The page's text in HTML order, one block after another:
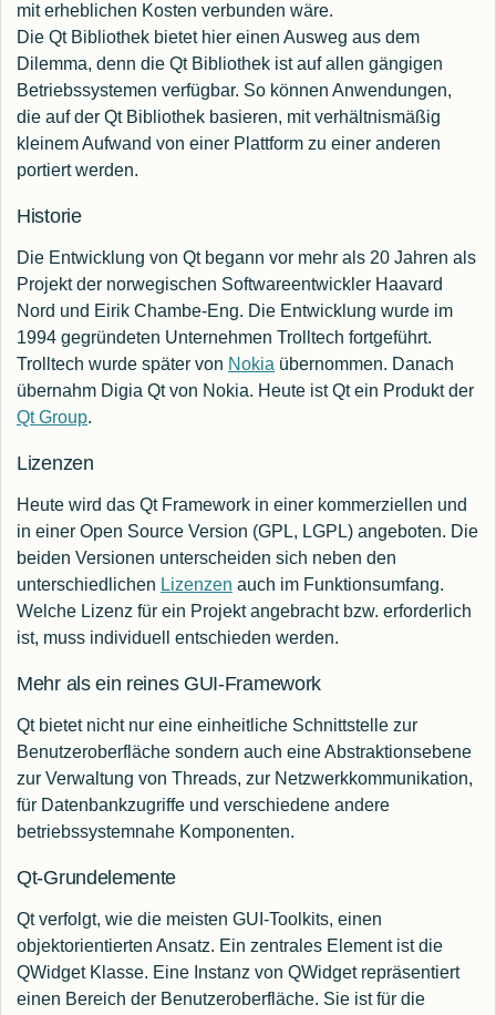
mit erheblichen Kosten verbunden wäre.
Die Qt Bibliothek bietet hier einen Ausweg aus dem
Dilemma, denn die Qt Bibliothek ist auf allen gängigen
Betriebssystemen verfügbar. So können Anwendungen,
die auf der Qt Bibliothek basieren, mit verhältnismäßig
kleinem Aufwand von einer Plattform zu einer anderen
portiert werden.
Historie
Die Entwicklung von Qt begann vor mehr als 20 Jahren als
Projekt der norwegischen Softwareentwickler Haavard
Nord und Eirik Chambe-Eng. Die Entwicklung wurde im
1994 gegründeten Unternehmen Trolltech fortgeführt.
Trolltech wurde später von Nokia übernommen. Danach
übernahm Digia Qt von Nokia. Heute ist Qt ein Produkt der
Qt Group.
Lizenzen
Heute wird das Qt Framework in einer kommerziellen und
in einer Open Source Version (GPL, LGPL) angeboten. Die
beiden Versionen unterscheiden sich neben den
unterschiedlichen Lizenzen auch im Funktionsumfang.
Welche Lizenz für ein Projekt angebracht bzw. erforderlich
ist, muss individuell entschieden werden.
Mehr als ein reines GUI-Framework
Qt bietet nicht nur eine einheitliche Schnittstelle zur
Benutzeroberfläche sondern auch eine Abstraktionsebene
zur Verwaltung von Threads, zur Netzwerkkommunikation,
für Datenbankzugriffe und verschiedene andere
betriebssystemnahe Komponenten.
Qt-Grundelemente
Qt verfolgt, wie die meisten GUI-Toolkits, einen
objektorientierten Ansatz. Ein zentrales Element ist die
QWidget Klasse. Eine Instanz von QWidget repräsentiert
einen Bereich der Benutzeroberfläche. Sie ist für die